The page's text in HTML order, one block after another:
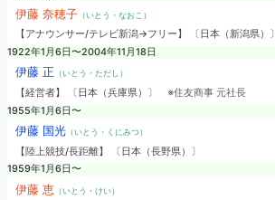
伊藤 奈穂子（いとう・なおこ）
【アナウンサー/テレビ新潟→フリー】 〔日本（新潟県）〕
1922年1月6日〜2004年11月18日
伊藤 正 （いとう・ただし）
【経営者】 〔日本（兵庫県）〕 ※住友商事 元社長
1955年1月6日〜
伊藤 国光（いとう・くにみつ）
【陸上競技/長距離】 〔日本（長野県）〕
1959年1月6日〜
伊藤 恵 （いとう・けい）